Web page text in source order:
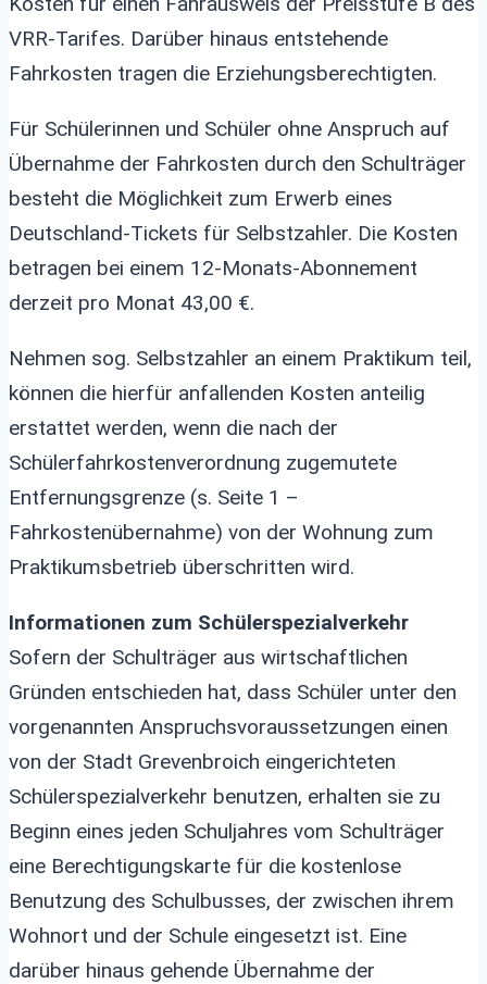
VRR-Tarifes. Darüber hinaus entstehende
Fahrkosten tragen die Erziehungsberechtigten.
Für Schülerinnen und Schüler ohne Anspruch auf
Übernahme der Fahrkosten durch den Schulträger
besteht die Möglichkeit zum Erwerb eines
Deutschland-Tickets für Selbstzahler. Die Kosten
betragen bei einem 12-Monats-Abonnement
derzeit pro Monat 43,00 €.
Nehmen sog. Selbstzahler an einem Praktikum teil,
können die hierfür anfallenden Kosten anteilig
erstattet werden, wenn die nach der
Schülerfahrkostenverordnung zugemutete
Entfernungsgrenze (s. Seite 1 –
Fahrkostenübernahme) von der Wohnung zum
Praktikumsbetrieb überschritten wird.
Informationen zum Schülerspezialverkehr
Sofern der Schulträger aus wirtschaftlichen
Gründen entschieden hat, dass Schüler unter den
vorgenannten Anspruchsvoraussetzungen einen
von der Stadt Grevenbroich eingerichteten
Schülerspezialverkehr benutzen, erhalten sie zu
Beginn eines jeden Schuljahres vom Schulträger
eine Berechtigungskarte für die kostenlose
Benutzung des Schulbusses, der zwischen ihrem
Wohnort und der Schule eingesetzt ist. Eine
darüber hinaus gehende Übernahme der